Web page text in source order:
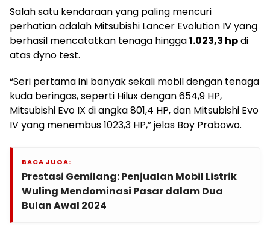
Salah satu kendaraan yang paling mencuri
perhatian adalah Mitsubishi Lancer Evolution IV yang
berhasil mencatatkan tenaga hingga1.023,3 hpdi
atas dyno test.
“Seri pertama ini banyak sekali mobil dengan tenaga
kuda beringas, seperti Hilux dengan 654,9 HP,
Mitsubishi Evo IX di angka 801,4 HP, dan Mitsubishi Evo
IV yang menembus 1023,3 HP,” jelas Boy Prabowo.
BACA JUGA:
Prestasi Gemilang: Penjualan Mobil Listrik
Wuling Mendominasi Pasar dalam Dua
Bulan Awal 2024